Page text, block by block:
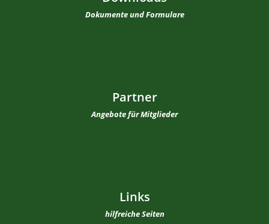
Dokumente und Formulare
Partner
Angebote für Mitglieder
Links
hilfreiche Seiten